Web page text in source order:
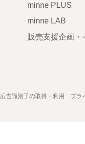
minne PLUS
minne LAB
販売支援企画・
広告識別子の取得・利用 プラ